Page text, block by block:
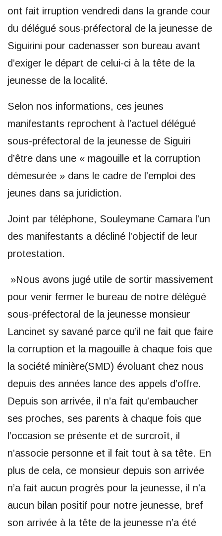
ont fait irruption vendredi dans la grande cour
du délégué sous-préfectoral de la jeunesse de
Siguirini pour cadenasser son bureau avant
d’exiger le départ de celui-ci à la tête de la
jeunesse de la localité.
Selon nos informations, ces jeunes
manifestants reprochent à l’actuel délégué
sous-préfectoral de la jeunesse de Siguiri
d’être dans une « magouille et la corruption
démesurée » dans le cadre de l’emploi des
jeunes dans sa juridiction.
Joint par téléphone, Souleymane Camara l’un
des manifestants a décliné l’objectif de leur
protestation.
»Nous avons jugé utile de sortir massivement
pour venir fermer le bureau de notre délégué
sous-préfectoral de la jeunesse monsieur
Lancinet sy savané parce qu’il ne fait que faire
la corruption et la magouille à chaque fois que
la société minière(SMD) évoluant chez nous
depuis des années lance des appels d’offre.
Depuis son arrivée, il n’a fait qu’embaucher
ses proches, ses parents à chaque fois que
l’occasion se présente et de surcroît, il
n’associe personne et il fait tout à sa tête. En
plus de cela, ce monsieur depuis son arrivée
n’a fait aucun progrès pour la jeunesse, il n’a
aucun bilan positif pour notre jeunesse, bref
son arrivée à la tête de la jeunesse n’a été